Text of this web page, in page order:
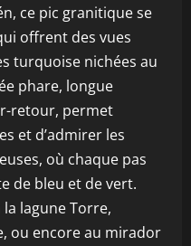
ce pic granitique se
offrent des vues
turquoise nichées au
phare, longue
retour, permet
et d’admirer les
où chaque pas
de bleu et de vert.
lagune Torre,
ou encore au mirador